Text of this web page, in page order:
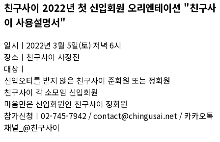
친구사이 2022년 첫 신입회원 오리엔테이션 "친구사
이 사용설명서"
일시ㅣ2022년 3월 5일(토) 저녁 6시
장소ㅣ친구사이 사정전
대상ㅣ
신입오티를 받지 않은 친구사이 준회원 또는 정회원
친구사이 각 소모임 신입회원
마음만은 신입회원인 친구사이 정회원
참가신청ㅣ02-745-7942 / contact@chingusai.net / 카카오톡
채널_@친구사이